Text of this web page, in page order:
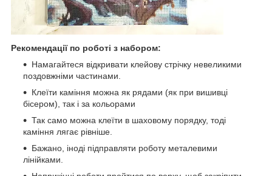
Рекомендації по роботі з набором:
Намагайтеся відкривати клейову стрічку невеликими
поздовжніми частинами.
Клеїти каміння можна як рядами (як при вишивці
бісером), так і за кольорами
Так само можна клеїти в шаховому порядку, тоді
каміння лягає рівніше.
Бажано, іноді підправляти роботу металевими
лінійками.